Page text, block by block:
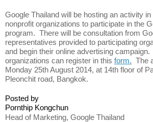
Google Thailand will be hosting an activity
nonprofit organizations to participate in the
program.  There will be consultation from
representatives provided to participating
and begin their online advertising campaign.
organizations can register in this form. The
Monday 25th August 2014, at 14th floor of
Pleonchit road, Bangkok.
Posted by
Pornthip Kongchun
Head of Marketing, Google Thailand